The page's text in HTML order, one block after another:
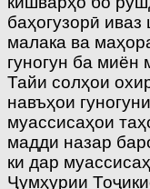
баҳогузорӣ
малака ва
гуногун ба миён
Тайи солҳои
навъҳои
муассисаҳои
мадди назар
ки дар
Ҷумҳурии